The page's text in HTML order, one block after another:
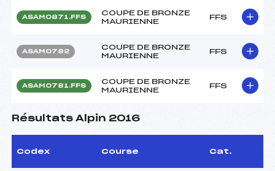
ASAM0871.FFS
COUPE DE BRONZE
MAURIENNE
FFS
ASAM0782
COUPE DE BRONZE
MAURIENNE
FFS
ASAM0781.FFS
COUPE DE BRONZE
MAURIENNE
FFS
Résultats Alpin 2016
Codex Course Cat.